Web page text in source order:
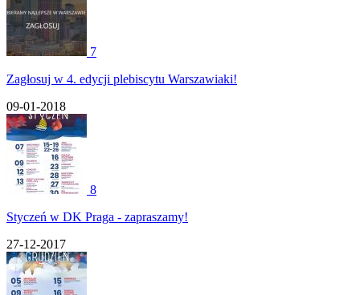
7
Zagłosuj w 4. edycji plebiscytu Warszawiaki!
09-01-2018
8
Styczeń w DK Praga - zapraszamy!
27-12-2017